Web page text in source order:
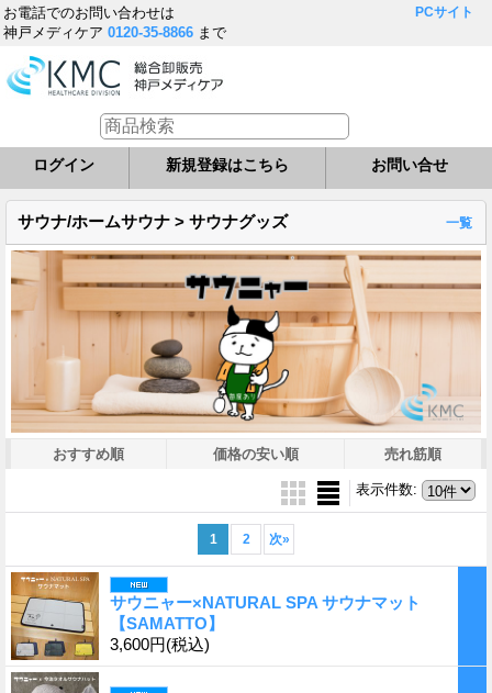
お電話でのお問い合わせは
神戸メディケア 0120-35-8866 まで
PCサイト
ログイン 新規登録はこちら お問い合せ
サウナ/ホームサウナ > サウナグッズ 一覧
おすすめ順 価格の安い順 売れ筋順
表示件数:
1 2 次»
サウニャー×NATURAL SPA サウナマット
【SAMATTO】
3,600円(税込)